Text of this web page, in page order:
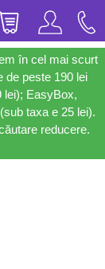
în cel mai scurt
de peste 190 lei
lei); EasyBox,
taxa e 25 lei).
reducere.